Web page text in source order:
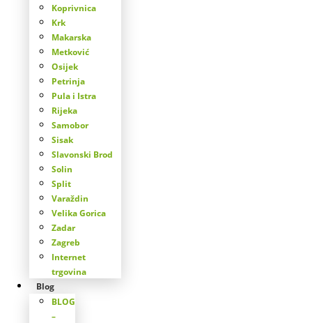
Koprivnica
Krk
Makarska
Metković
Osijek
Petrinja
Pula i Istra
Rijeka
Samobor
Sisak
Slavonski Brod
Solin
Split
Varaždin
Velika Gorica
Zadar
Zagreb
Internet
trgovina
Blog
BLOG
–